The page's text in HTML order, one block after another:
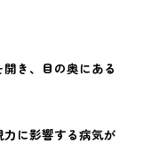
き、目の奥にある
に影響する病気が